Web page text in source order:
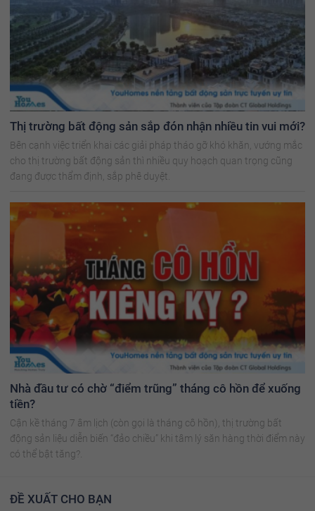
Thị trường bất động sản sắp đón nhận nhiều tin vui mới?
Bên cạnh việc triển khai các giải pháp tháo gỡ khó khăn, vướng mắc
cho thị trường bất động sản thì nhiều quy hoạch quan trọng cũng
đang được thẩm định, sắp phê duyệt.
Nhà đầu tư có chờ “điểm trũng” tháng cô hồn để xuống
tiền?
Cận kề tháng 7 âm lịch (còn gọi là tháng cô hồn), thị trường bất
động sản liệu diễn biến “đảo chiều” khi tâm lý săn hàng thời điểm này
có thể bật tăng?.
ĐỀ XUẤT CHO BẠN